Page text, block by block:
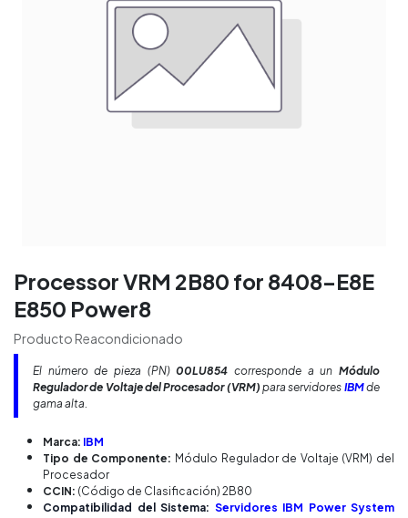
Processor VRM 2B80 for 8408-E8E
E850 Power8
Producto Reacondicionado
El número de pieza (PN)00LU854 corresponde a unMódulo
Regulador de Voltaje del Procesador (VRM) para servidores IBMde
gama alta.
Marca: IBM
Tipo de Componente: Módulo Regulador de Voltaje (VRM) del
Procesador
CCIN: (Código de Clasificación) 2B80
Compatibilidad del Sistema: Servidores IBM Power System